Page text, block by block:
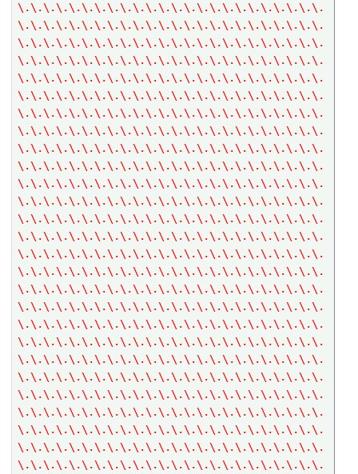
\.\.\.\.\.\.\.\.\.\.\.\.\.\.\.\.\.\.\.\.\.\.\.\.
\.\.\.\.\.\.\.\.\.\.\.\.\.\.\.\.\.\.\.\.\.\.\.\.
\.\.\.\.\.\.\.\.\.\.\.\.\.\.\.\.\.\.\.\.\.\.\.\.
\.\.\.\.\.\.\.\.\.\.\.\.\.\.\.\.\.\.\.\.\.\.\.\.
\.\.\.\.\.\.\.\.\.\.\.\.\.\.\.\.\.\.\.\.\.\.\.\.
\.\.\.\.\.\.\.\.\.\.\.\.\.\.\.\.\.\.\.\.\.\.\.\.
\.\.\.\.\.\.\.\.\.\.\.\.\.\.\.\.\.\.\.\.\.\.\.\.
\.\.\.\.\.\.\.\.\.\.\.\.\.\.\.\.\.\.\.\.\.\.\.\.
\.\.\.\.\.\.\.\.\.\.\.\.\.\.\.\.\.\.\.\.\.\.\.\.
\.\.\.\.\.\.\.\.\.\.\.\.\.\.\.\.\.\.\.\.\.\.\.\.
\.\.\.\.\.\.\.\.\.\.\.\.\.\.\.\.\.\.\.\.\.\.\.\.
\.\.\.\.\.\.\.\.\.\.\.\.\.\.\.\.\.\.\.\.\.\.\.\.
\.\.\.\.\.\.\.\.\.\.\.\.\.\.\.\.\.\.\.\.\.\.\.\.
\.\.\.\.\.\.\.\.\.\.\.\.\.\.\.\.\.\.\.\.\.\.\.\.
\.\.\.\.\.\.\.\.\.\.\.\.\.\.\.\.\.\.\.\.\.\.\.\.
\.\.\.\.\.\.\.\.\.\.\.\.\.\.\.\.\.\.\.\.\.\.\.\.
\.\.\.\.\.\.\.\.\.\.\.\.\.\.\.\.\.\.\.\.\.\.\.\.
\.\.\.\.\.\.\.\.\.\.\.\.\.\.\.\.\.\.\.\.\.\.\.\.
\.\.\.\.\.\.\.\.\.\.\.\.\.\.\.\.\.\.\.\.\.\.\.\.
\.\.\.\.\.\.\.\.\.\.\.\.\.\.\.\.\.\.\.\.\.\.\.\.
\.\.\.\.\.\.\.\.\.\.\.\.\.\.\.\.\.\.\.\.\.\.\.\.
\.\.\.\.\.\.\.\.\.\.\.\.\.\.\.\.\.\.\.\.\.\.\.\.
\.\.\.\.\.\.\.\.\.\.\.\.\.\.\.\.\.\.\.\.\.\.\.\.
\.\.\.\.\.\.\.\.\.\.\.\.\.\.\.\.\.\.\.\.\.\.\.\.
\.\.\.\.\.\.\.\.\.\.\.\.\.\.\.\.\.\.\.\.\.\.\.\.
\.\.\.\.\.\.\.\.\.\.\.\.\.\.\.\.\.\.\.\.\.\.\.\.
\.\.\.\.\.\.\.\.\.\.\.\.\.\.\.\.\.\.\.\.\.\.\.\.